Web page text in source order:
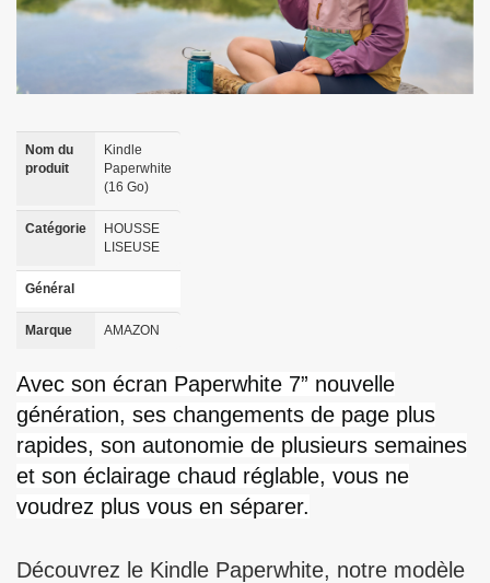
Nom du
produit
Kindle
Paperwhite
(16 Go)
Catégorie
HOUSSE
LISEUSE
Général
Marque AMAZON
Avec son écran Paperwhite 7” nouvelle
génération, ses changements de page plus
rapides, son autonomie de plusieurs semaines
et son éclairage chaud réglable, vous ne
voudrez plus vous en séparer.
Découvrez le Kindle Paperwhite, notre modèle